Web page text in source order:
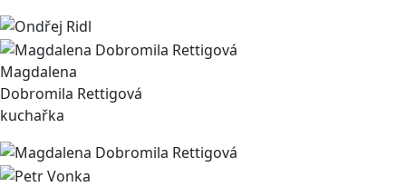
Magdalena
Dobromila Rettigová
kuchařka